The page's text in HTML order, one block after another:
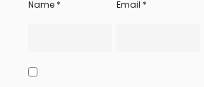
Name * Email *